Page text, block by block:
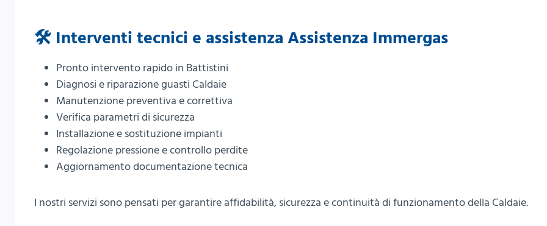
🛠️ Interventi tecnici e assistenza Assistenza Immergas
Pronto intervento rapido in Battistini
Diagnosi e riparazione guasti Caldaie
Manutenzione preventiva e correttiva
Verifica parametri di sicurezza
Installazione e sostituzione impianti
Regolazione pressione e controllo perdite
Aggiornamento documentazione tecnica
I nostri servizi sono pensati per garantire affidabilità, sicurezza e continuità di funzionamento della Caldaie.